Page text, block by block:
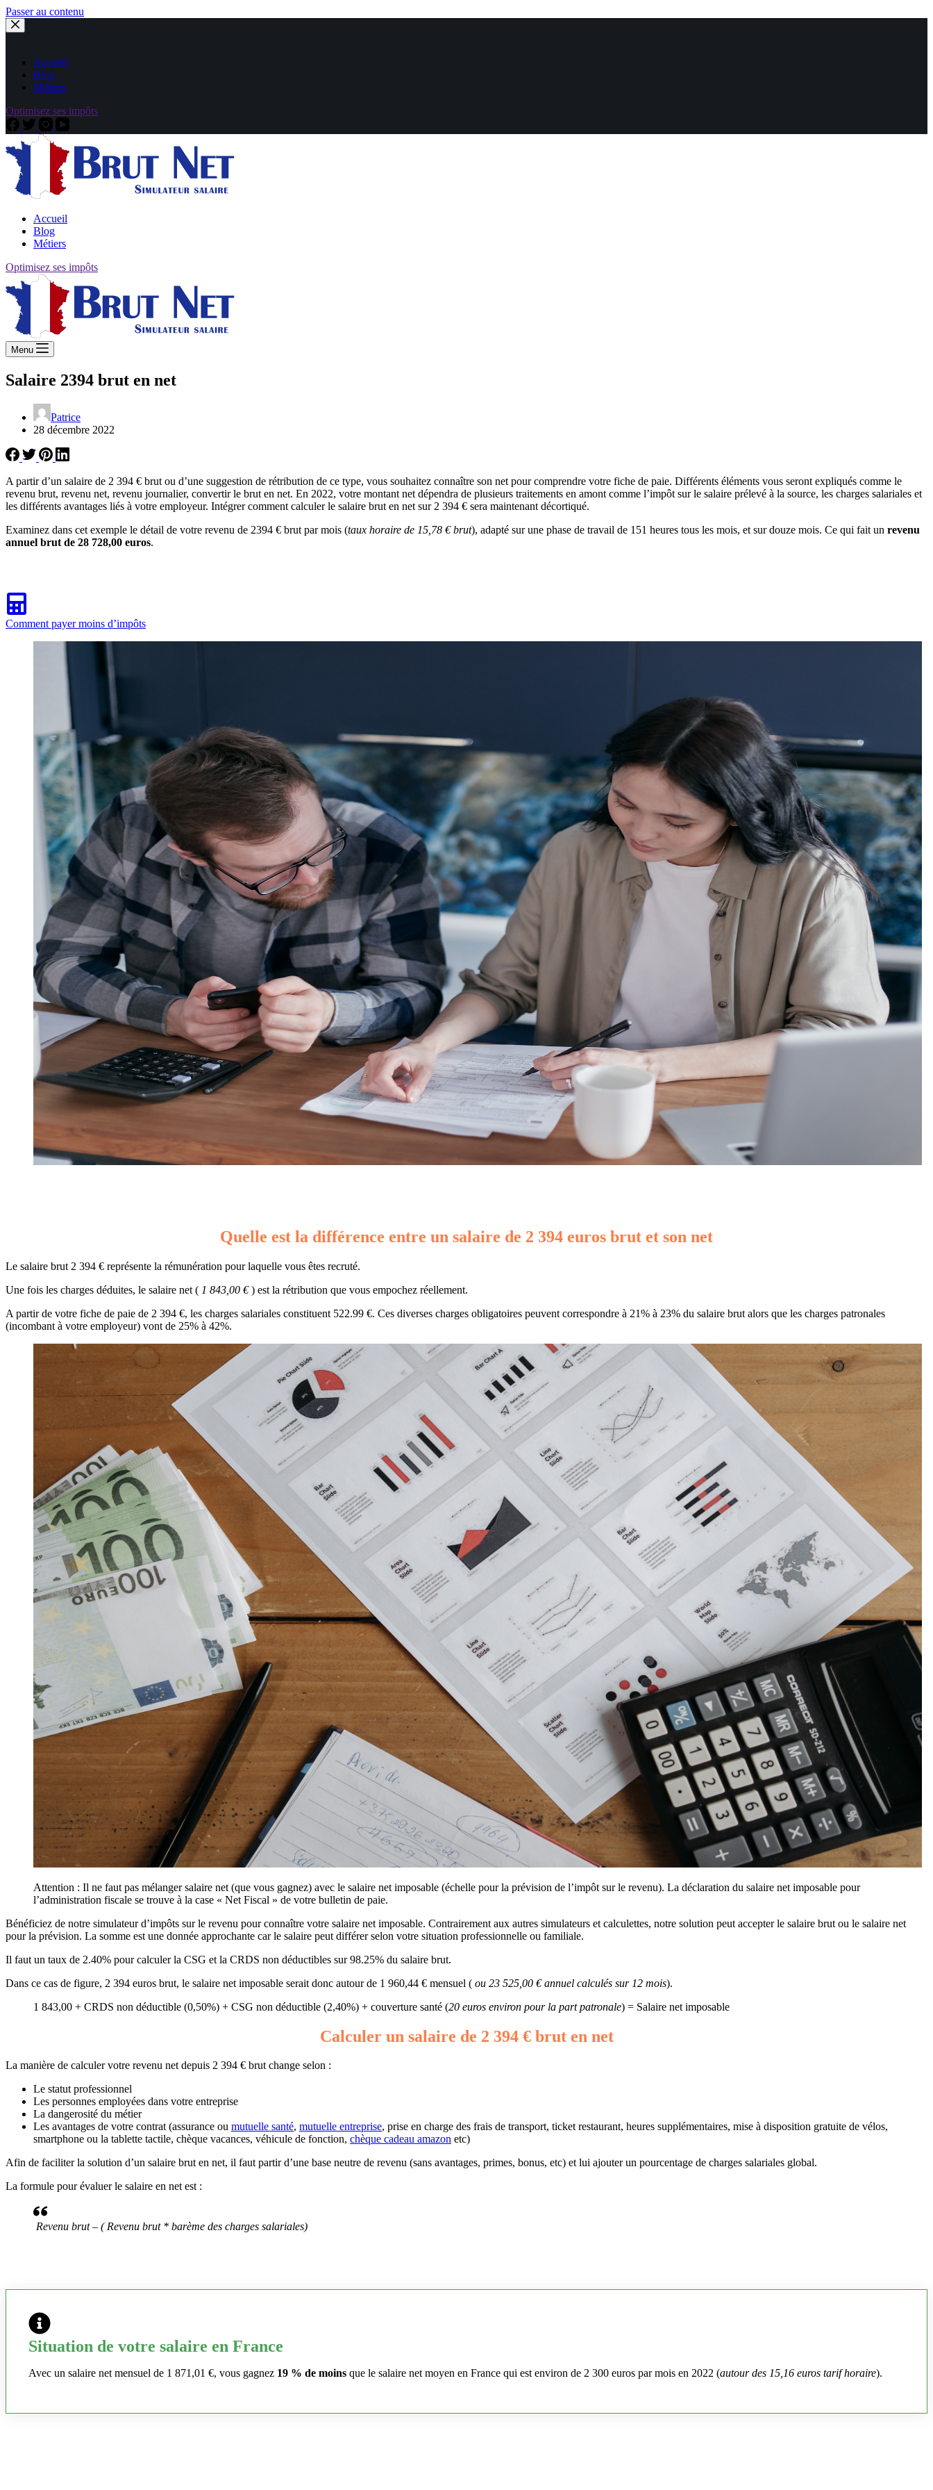
Passer au contenu
Accueil
Blog
Métiers
Optimisez ses impôts
Accueil
Blog
Métiers
Optimisez ses impôts
Menu
Salaire 2394 brut en net
Patrice
28 décembre 2022
A partir d’un salaire de 2 394 € brut ou d’une suggestion de rétribution de ce type, vous souhaitez connaître son net pour comprendre votre fiche de paie. Différents éléments vous seront expliqués comme le
revenu brut, revenu net, revenu journalier, convertir le brut en net. En 2022, votre montant net dépendra de plusieurs traitements en amont comme l’impôt sur le salaire prélevé à la source, les charges salariales et
les différents avantages liés à votre employeur. Intégrer comment calculer le salaire brut en net sur 2 394 € sera maintenant décortiqué.
Examinez dans cet exemple le détail de votre revenu de 2394 € brut par mois (taux horaire de 15,78 € brut), adapté sur une phase de travail de 151 heures tous les mois, et sur douze mois. Ce qui fait un revenu
annuel brut de 28 728,00 euros.
Comment payer moins d’impôts
Quelle est la différence entre un salaire de 2 394 euros brut et son net
Le salaire brut 2 394 € représente la rémunération pour laquelle vous êtes recruté.
Une fois les charges déduites, le salaire net ( 1 843,00 €) est la rétribution que vous empochez réellement.
A partir de votre fiche de paie de 2 394 €, les charges salariales constituent 522.99 €. Ces diverses charges obligatoires peuvent correspondre à 21% à 23% du salaire brut alors que les charges patronales
(incombant à votre employeur) vont de 25% à 42%.
Attention : Il ne faut pas mélanger salaire net (que vous gagnez) avec le salaire net imposable (échelle pour la prévision de l’impôt sur le revenu). La déclaration du salaire net imposable pour
l’administration fiscale se trouve à la case « Net Fiscal » de votre bulletin de paie.
Bénéficiez de notre simulateur d’impôts sur le revenu pour connaître votre salaire net imposable. Contrairement aux autres simulateurs et calculettes, notre solution peut accepter le salaire brut ou le salaire net
pour la prévision. La somme est une donnée approchante car le salaire peut différer selon votre situation professionnelle ou familiale.
Il faut un taux de 2.40% pour calculer la CSG et la CRDS non déductibles sur 98.25% du salaire brut.
Dans ce cas de figure, 2 394 euros brut, le salaire net imposable serait donc autour de 1 960,44 € mensuel ( ou 23 525,00 € annuel calculés sur 12 mois).
1 843,00 + CRDS non déductible (0,50%) + CSG non déductible (2,40%) + couverture santé (20 euros environ pour la part patronale) = Salaire net imposable
Calculer un salaire de 2 394 € brut en net
La manière de calculer votre revenu net depuis 2 394 € brut change selon :
Le statut professionnel
Les personnes employées dans votre entreprise
La dangerosité du métier
Les avantages de votre contrat (assurance ou mutuelle santé, mutuelle entreprise, prise en charge des frais de transport, ticket restaurant, heures supplémentaires, mise à disposition gratuite de vélos,
smartphone ou la tablette tactile, chèque vacances, véhicule de fonction, chèque cadeau amazon etc)
Afin de faciliter la solution d’un salaire brut en net, il faut partir d’une base neutre de revenu (sans avantages, primes, bonus, etc) et lui ajouter un pourcentage de charges salariales global.
La formule pour évaluer le salaire en net est :
Revenu brut – ( Revenu brut * barème des charges salariales)
Situation de votre salaire en France
Avec un salaire net mensuel de 1 871,01 €, vous gagnez 19 % de moins que le salaire net moyen en France qui est environ de 2 300 euros par mois en 2022 (autour des 15,16 euros tarif horaire).